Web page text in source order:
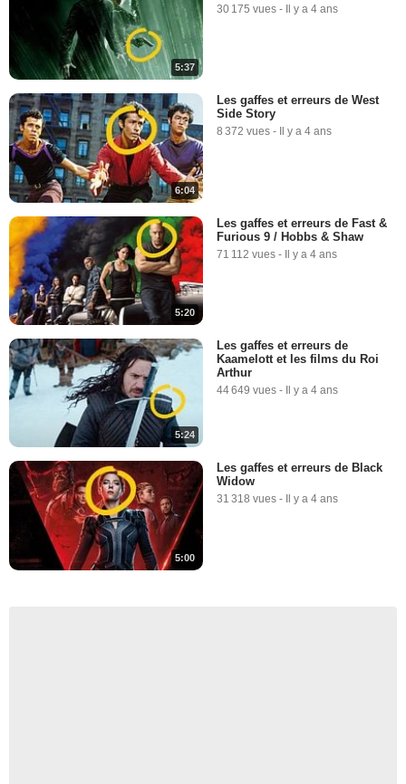
5:37
30 175 vues - Il y a 4 ans
6:04
Les gaffes et erreurs de West
Side Story
8 372 vues - Il y a 4 ans
5:20
Les gaffes et erreurs de Fast &
Furious 9 / Hobbs & Shaw
71 112 vues - Il y a 4 ans
5:24
Les gaffes et erreurs de
Kaamelott et les films du Roi
Arthur
44 649 vues - Il y a 4 ans
5:00
Les gaffes et erreurs de Black
Widow
31 318 vues - Il y a 4 ans